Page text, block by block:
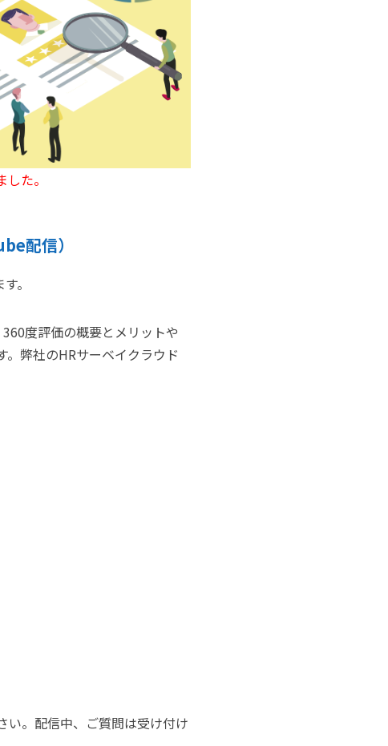
た。
配信）
。
度評価の概要とメリットや
弊社のHRサーベイクラウド
。配信中、ご質問は受け付け